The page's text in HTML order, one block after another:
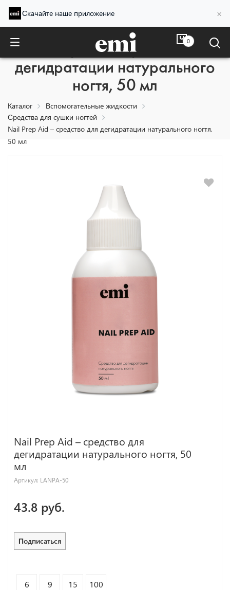
Скачайте наше приложение ×
0
Nail Prep Aid – средство для
дегидратации натурального
ногтя, 50 мл
Каталог
Вспомогательные жидкости
Средства для сушки ногтей
Nail Prep Aid – средство для дегидратации натурального ногтя,
50 мл
Nail Prep Aid – средство для
дегидратации натурального ногтя, 50
мл
Артикул: LANPA-50
43.8 руб.
Подписаться
6 9 15 100